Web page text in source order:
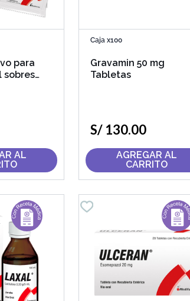
para
sobres
AL
Caja x100
Gravamin 50 mg
Tabletas
S/ 130.00
AGREGAR AL
CARRITO